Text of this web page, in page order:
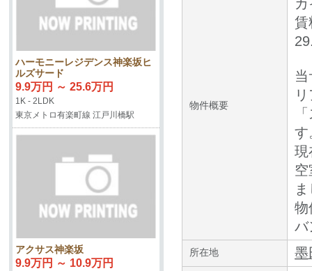
物件概要
賃
す
現
空
物
バ
所在地 墨
ハーモニーレジデンス神楽坂ヒ
ルズサード
9.9万円 ～ 25.6万円
1K - 2LDK
東京メトロ有楽町線 江戸川橋駅
アクサス神楽坂
9.9万円 ～ 10.9万円